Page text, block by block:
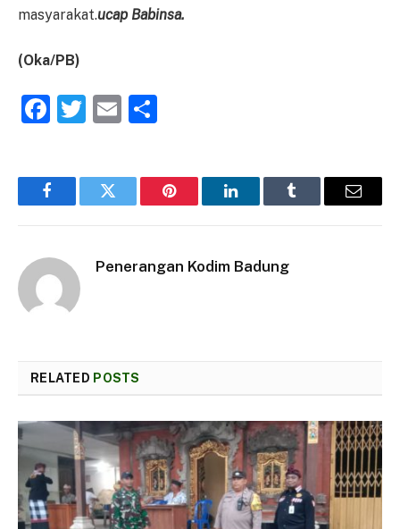
masyarakat.ucap Babinsa.
(Oka/PB)
Facebook
Twitter
Email
FacebookTwitter Pinterest LinkedInTumblr Email
Penerangan Kodim Badung
RELATED POSTS